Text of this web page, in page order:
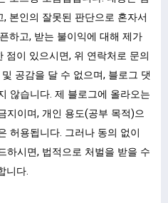
본인의 잘못된 판단으로 혼자서
하고, 받는 불이익에 대해 제가
점이 있으시면, 위 연락처로 문의
공감을 달 수 없으며, 블로그 댓
않습니다. 제 블로그에 올라오는
지이며, 개인 용도(공부 목적)으
허용됩니다. 그러나 동의 없이
하시면, 법적으로 처벌을 받을 수
니다.